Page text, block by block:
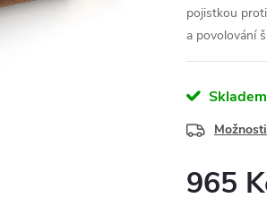
pojistkou
a povolování
Skladem
965